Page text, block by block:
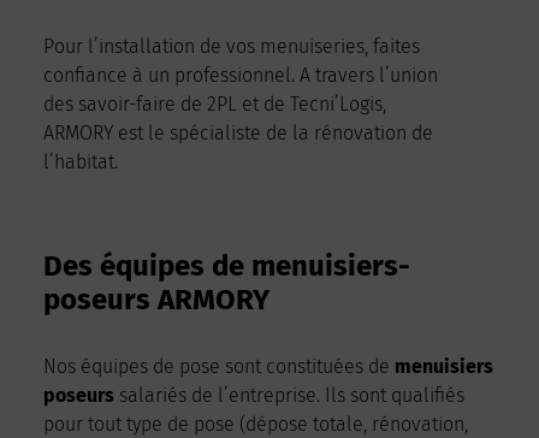
Pour l’installation de vos menuiseries, faites
confiance à un professionnel. A travers l’union
des savoir-faire de 2PL et de Tecni’Logis,
ARMORY est le spécialiste de la rénovation de
l’habitat.
Des équipes de menuisiers-
poseurs ARMORY
Nos équipes de pose sont constituées de menuisiers
poseurssalariés de l’entreprise. Ils sont qualifiés
pour tout type de pose (dépose totale, rénovation,